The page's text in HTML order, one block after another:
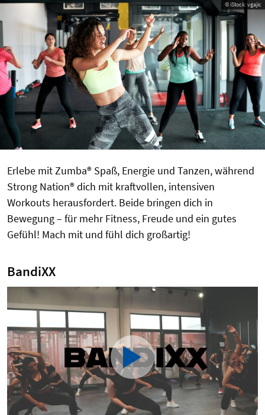
© iStock: vgajic
Erlebe mit Zumba® Spaß, Energie und Tanzen, während
Strong Nation® dich mit kraftvollen, intensiven
Workouts herausfordert. Beide bringen dich in
Bewegung – für mehr Fitness, Freude und ein gutes
Gefühl! Mach mit und fühl dich großartig!
BandiXX